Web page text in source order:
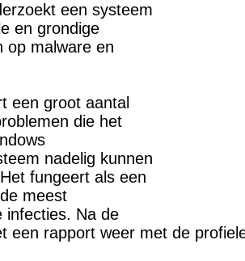
een systeem
en grondige
op malware en
een groot aantal
die het
nadelig kunnen
fungeert als een
meest
infecties. Na de
een rapport weer met de